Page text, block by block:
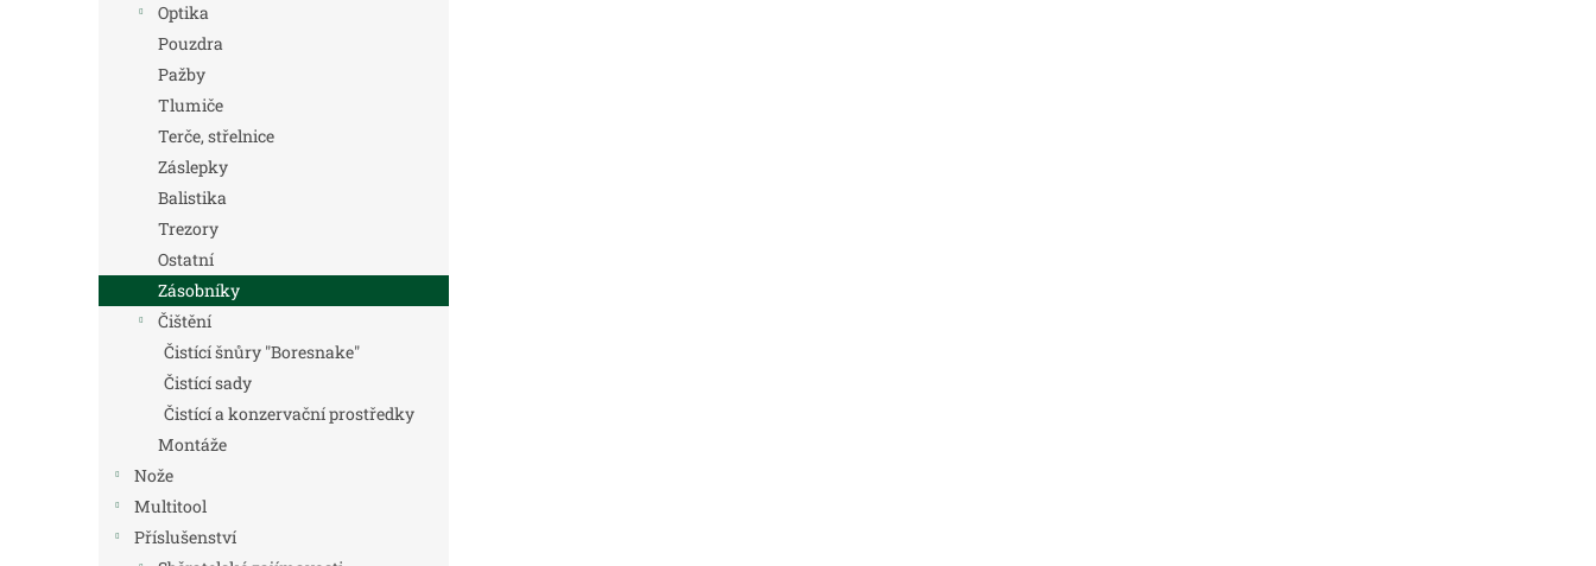
Optika
Pouzdra
Pažby
Tlumiče
Terče, střelnice
Záslepky
Balistika
Trezory
Ostatní
Zásobníky
Čištění
Čistící šnůry "Boresnake"
Čistící sady
Čistící a konzervační prostředky
Montáže
Nože
Multitool
Příslušenství